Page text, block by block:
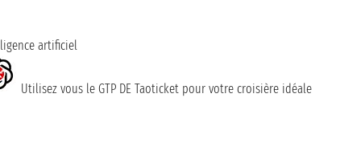
artificiel
Utilisez vous le GTP DE Taoticket pour votre croisière idéale